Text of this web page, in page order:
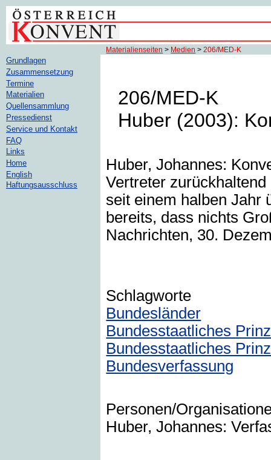
Materialienseiten > Medien >206/MED-K
206/MED-K
Huber (2003):
Huber, Johannes:
Vertreter
seit einem halben Jahr
bereits, dass nichts
Nachrichten, 30.
Schlagworte
Bundesländer
Bundesstaatliches
Bundesstaatliches
Bundesverfassung
Personen/
Huber, Johannes:
Grundlagen
Zusammensetzung
Termine
Materialien
Quellensammlung
Pressedienst
Service und Kontakt
FAQ
Links
Home
English
Haftungsausschluss